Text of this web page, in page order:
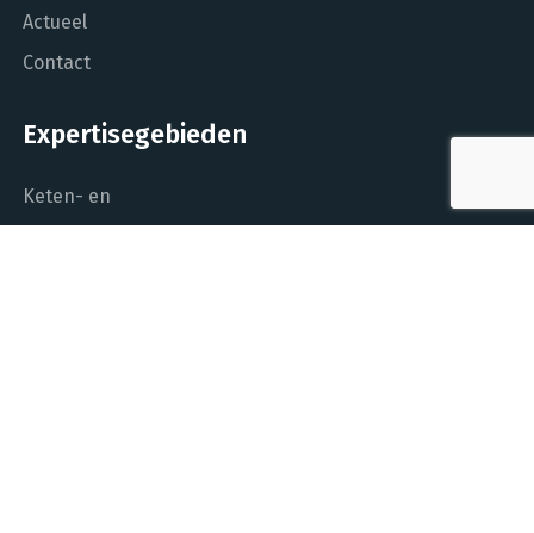
Actueel
Contact
Expertisegebieden
Keten- en